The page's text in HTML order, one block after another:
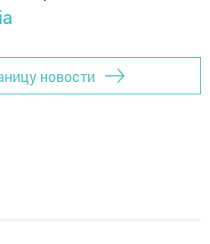
новости